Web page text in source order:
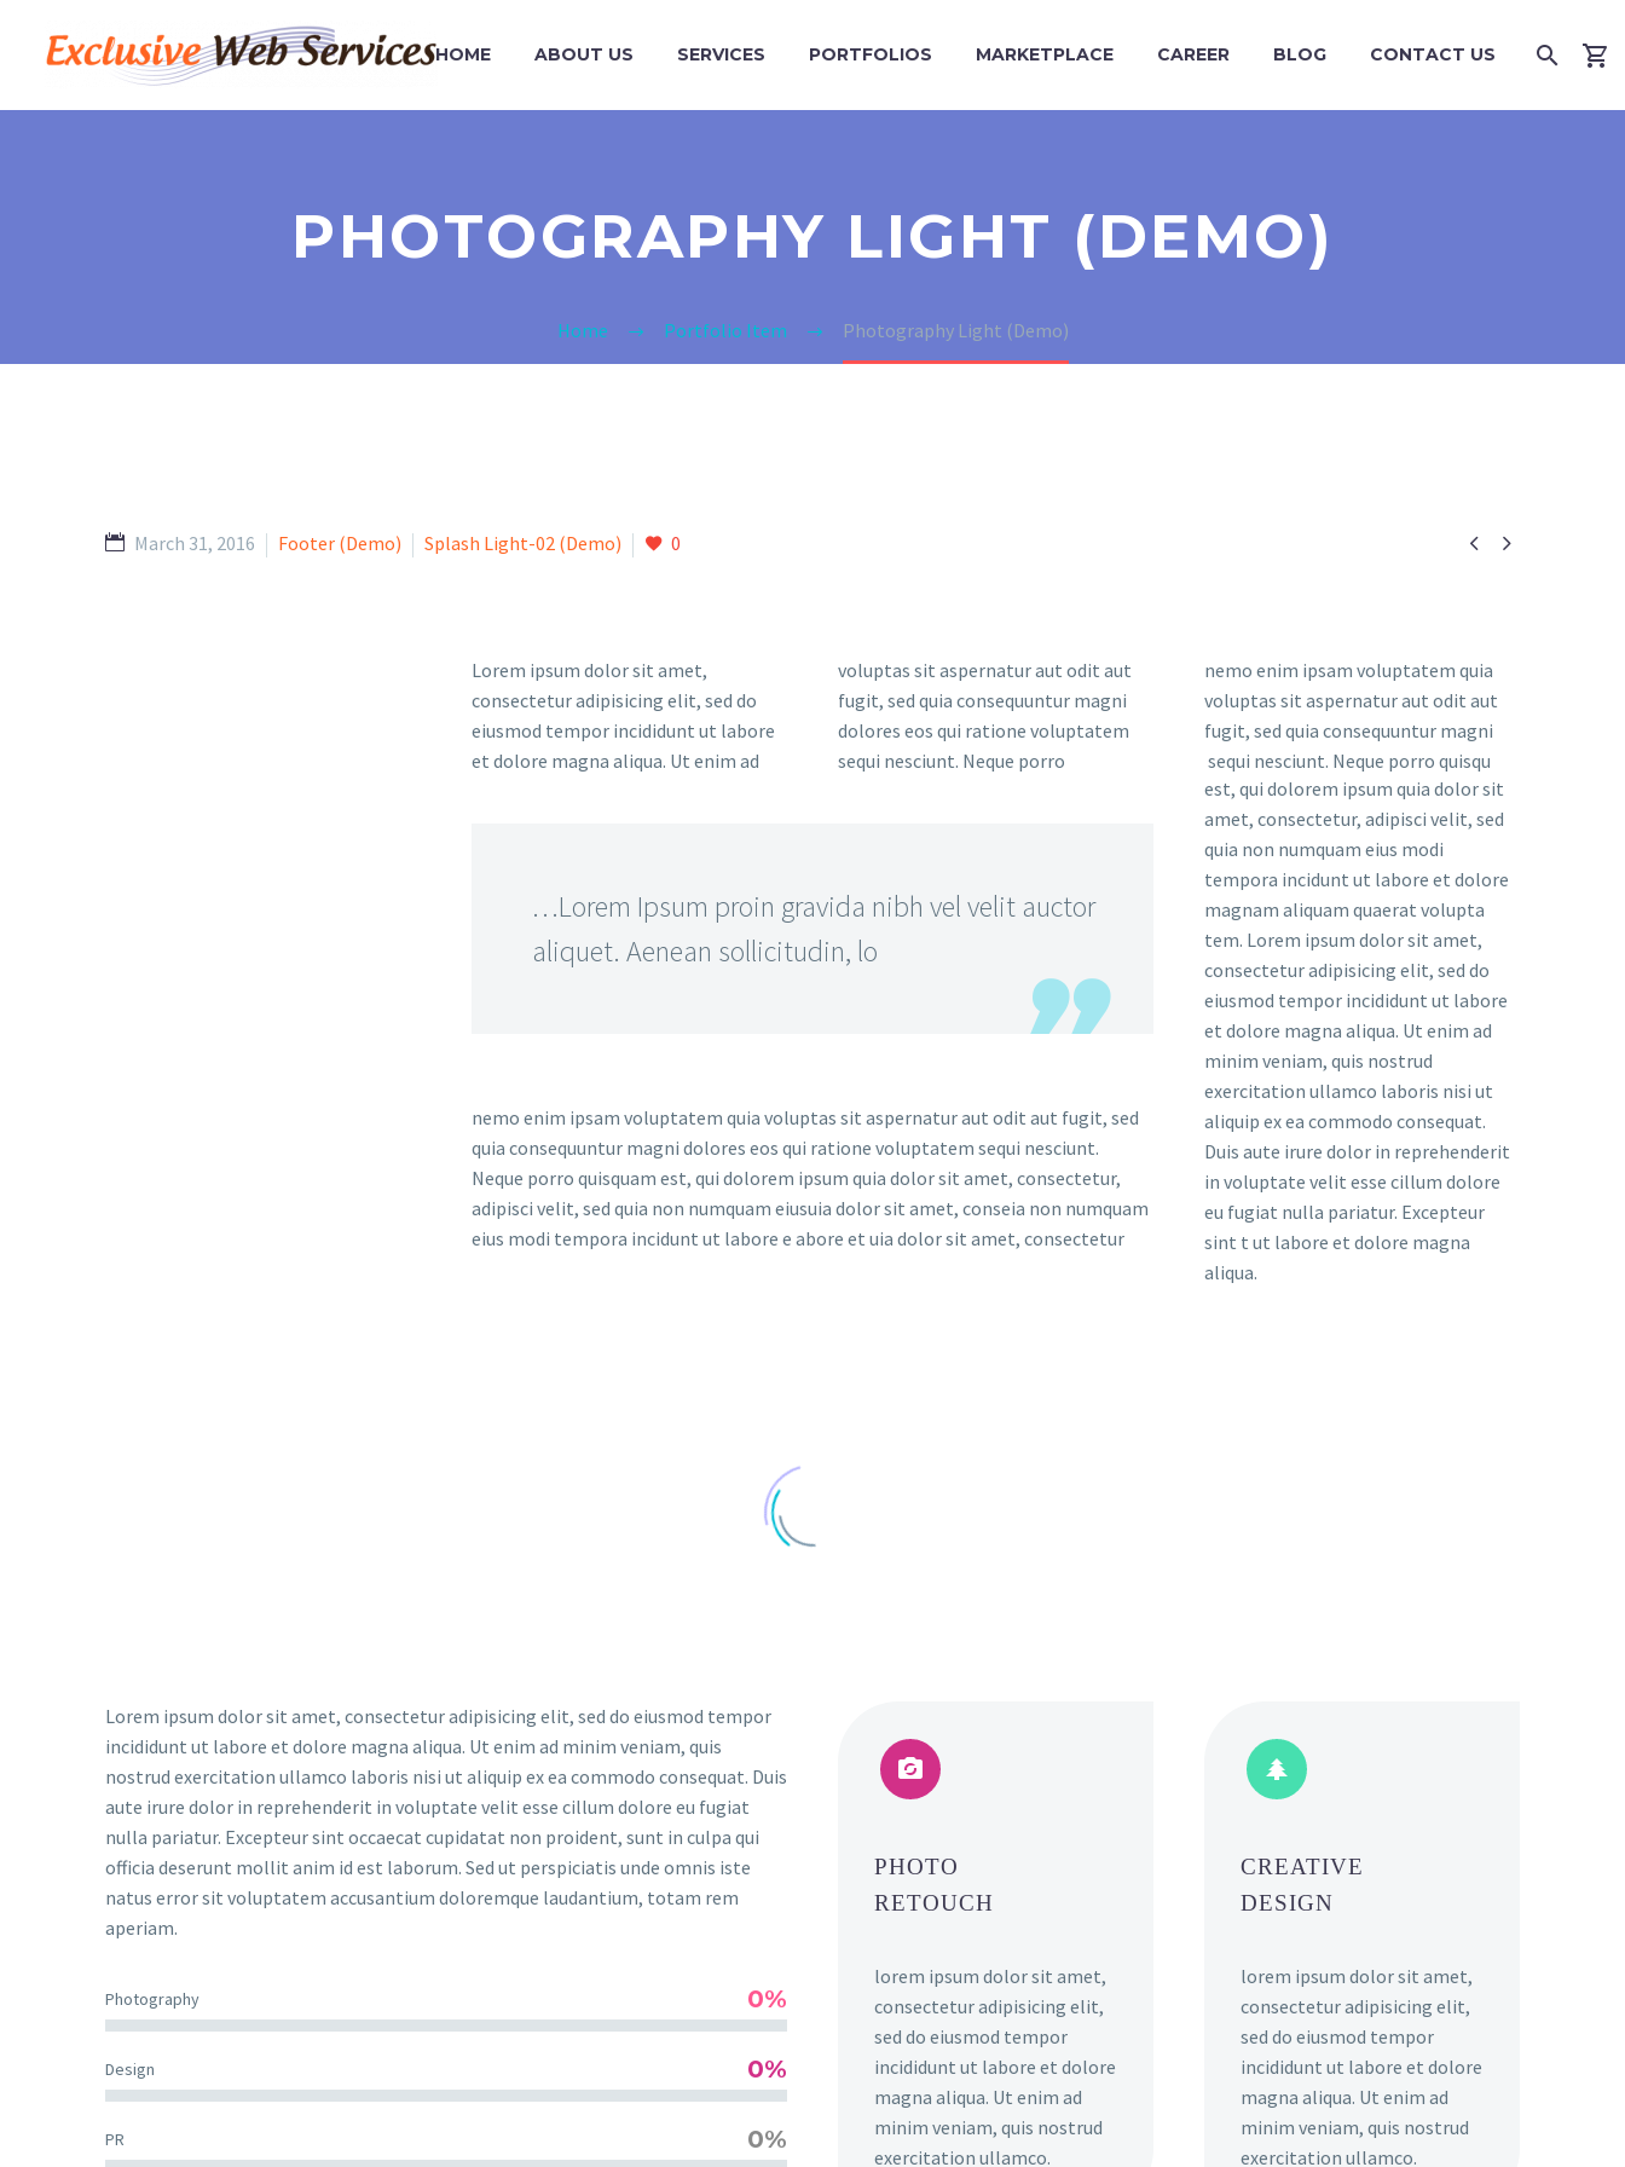
HOME ABOUT US SERVICES PORTFOLIOS MARKETPLACE CAREER BLOG CONTACT US
PHOTOGRAPHY LIGHT (DEMO)
Home Portfolio Item Photography Light (Demo)
 
March 31, 2016 Footer (Demo) Splash Light-02 (Demo) 0
Lorem ipsum dolor sit amet,
consectetur adipisicing elit, sed do
eiusmod tempor incididunt ut labore
et dolore magna aliqua. Ut enim ad
voluptas sit aspernatur aut odit aut
fugit, sed quia consequuntur magni
dolores eos qui ratione voluptatem
sequi nesciunt. Neque porro
nemo enim ipsam voluptatem quia
voluptas sit aspernatur aut odit aut
fugit, sed quia consequuntur magni
sequi nesciunt. Neque porro quisqu
…Lorem Ipsum proin gravida nibh vel velit auctor
aliquet. Aenean sollicitudin, lo
nemo enim ipsam voluptatem quia voluptas sit aspernatur aut odit aut fugit, sed
quia consequuntur magni dolores eos qui ratione voluptatem sequi nesciunt.
Neque porro quisquam est, qui dolorem ipsum quia dolor sit amet, consectetur,
adipisci velit, sed quia non numquam eiusuia dolor sit amet, conseia non numquam
eius modi tempora incidunt ut labore e abore et uia dolor sit amet, consectetur
est, qui dolorem ipsum quia dolor sit
amet, consectetur, adipisci velit, sed
quia non numquam eius modi
tempora incidunt ut labore et dolore
magnam aliquam quaerat volupta
tem. Lorem ipsum dolor sit amet,
consectetur adipisicing elit, sed do
eiusmod tempor incididunt ut labore
et dolore magna aliqua. Ut enim ad
minim veniam, quis nostrud
exercitation ullamco laboris nisi ut
aliquip ex ea commodo consequat.
Duis aute irure dolor in reprehenderit
in voluptate velit esse cillum dolore
eu fugiat nulla pariatur. Excepteur
sint t ut labore et dolore magna
aliqua.
Lorem ipsum dolor sit amet, consectetur adipisicing elit, sed do eiusmod tempor
incididunt ut labore et dolore magna aliqua. Ut enim ad minim veniam, quis
nostrud exercitation ullamco laboris nisi ut aliquip ex ea commodo consequat. Duis
aute irure dolor in reprehenderit in voluptate velit esse cillum dolore eu fugiat
nulla pariatur. Excepteur sint occaecat cupidatat non proident, sunt in culpa qui
officia deserunt mollit anim id est laborum. Sed ut perspiciatis unde omnis iste
natus error sit voluptatem accusantium doloremque laudantium, totam rem
aperiam.
Photography 0%
Design 0%
PR 0%


PHOTO
RETOUCH
lorem ipsum dolor sit amet,
consectetur adipisicing elit,
sed do eiusmod tempor
incididunt ut labore et dolore
magna aliqua. Ut enim ad
minim veniam, quis nostrud
exercitation ullamco.


CREATIVE
DESIGN
lorem ipsum dolor sit amet,
consectetur adipisicing elit,
sed do eiusmod tempor
incididunt ut labore et dolore
magna aliqua. Ut enim ad
minim veniam, quis nostrud
exercitation ullamco.